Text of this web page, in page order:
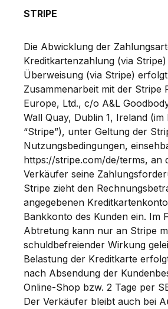
STRIPE
Die Abwicklung der
Kreditkartenzahlung (via Stripe)
Überweisung (via Stripe)
Zusammenarbeit mit der Stripe
Europe, Ltd., c/o A&L
Wall Quay, Dublin 1, Ireland (im
“Stripe”), unter Geltung der
Nutzungsbedingungen,
https://stripe.com/de/terms, an
Verkäufer seine
Stripe zieht den
angegebenen
Bankkonto des Kunden ein. Im
Abtretung kann nur an Stripe
schuldbefreiender Wirkung
Belastung der Kreditkarte
nach Absendung der
Online-Shop bzw. 2 Tage per
Der Verkäufer bleibt auch bei